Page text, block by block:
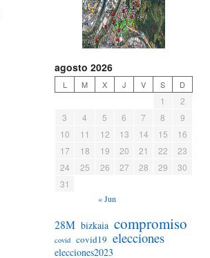
agosto 2026
L M X J V S D
1
2
3
4 5 6 7 8
9
10
11 12 13 14 15
16
17
18 19 20 21 22
23
24
25 26 27 28 29
30
31
« Jun
28M bizkaia compromiso
covid covid19 elecciones
elecciones2023